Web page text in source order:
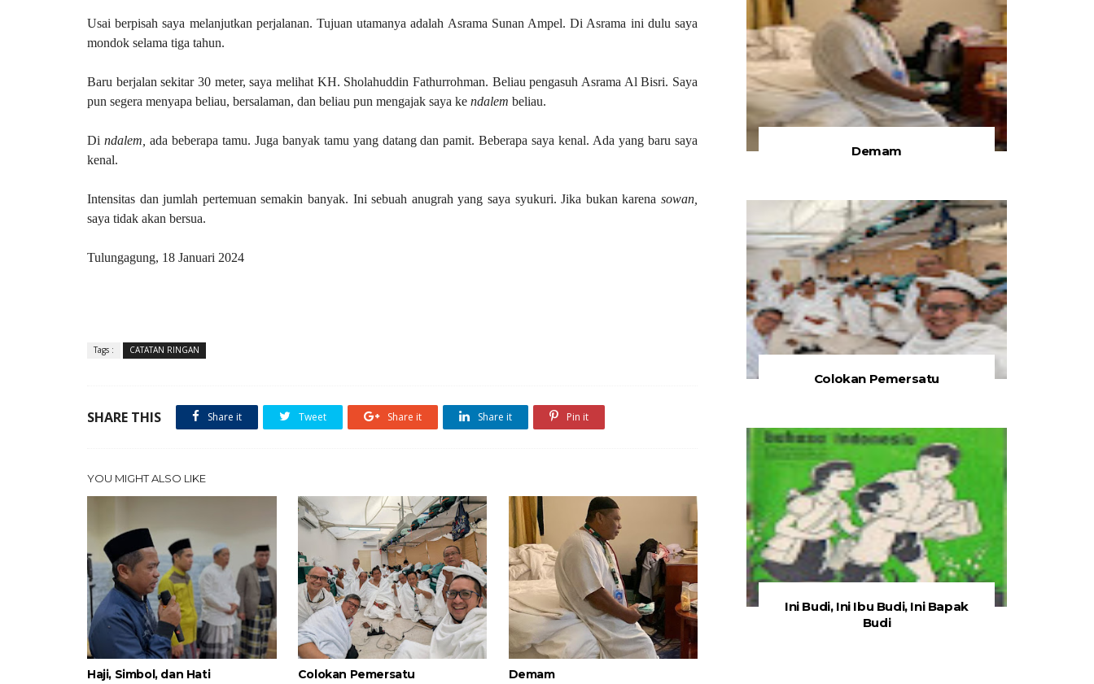
Usai berpisah saya melanjutkan perjalanan. Tujuan utamanya adalah Asrama Sunan Ampel. Di Asrama ini dulu saya
mondok selama tiga tahun.
Baru berjalan sekitar 30 meter, saya melihat KH. Sholahuddin Fathurrohman. Beliau pengasuh Asrama Al Bisri. Saya
pun segera menyapa beliau, bersalaman, dan beliau pun mengajak saya ke ndalem beliau.
Di ndalem, ada beberapa tamu. Juga banyak tamu yang datang dan pamit. Beberapa saya kenal. Ada yang baru saya
kenal.
Intensitas dan jumlah pertemuan semakin banyak. Ini sebuah anugrah yang saya syukuri. Jika bukan karena sowan,
saya tidak akan bersua.
Tulungagung, 18 Januari 2024
Tags : CATATAN RINGAN
SHARE THIS Share it Tweet Share it Share it Pin it
YOU MIGHT ALSO LIKE
Haji, Simbol, dan Hati Colokan Pemersatu Demam
Demam
Colokan Pemersatu
Ini Budi, Ini Ibu Budi, Ini Bapak
Budi